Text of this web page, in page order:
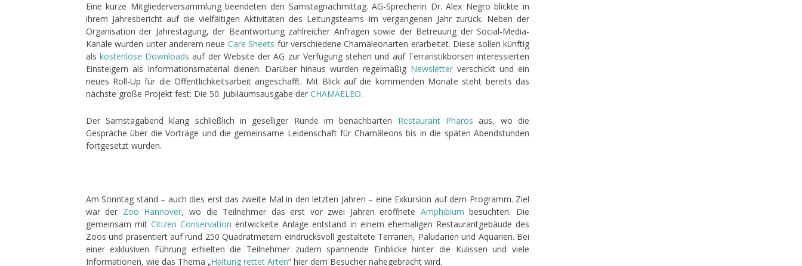
Eine kurze Mitgliederversammlung beendeten den Samstagnachmittag. AG-Sprecherin Dr. Alex Negro blickte in
ihrem Jahresbericht auf die vielfältigen Aktivitäten des Leitungsteams im vergangenen Jahr zurück. Neben der
Organisation der Jahrestagung, der Beantwortung zahlreicher Anfragen sowie der Betreuung der Social-Media-
Kanäle wurden unter anderem neue Care Sheets für verschiedene Chamäleonarten erarbeitet. Diese sollen künftig
als kostenlose Downloads auf der Website der AG zur Verfügung stehen und auf Terraristikbörsen interessierten
Einsteigern als Informationsmaterial dienen. Darüber hinaus wurden regelmäßig Newsletterverschickt und ein
neues Roll-Up für die Öffentlichkeitsarbeit angeschafft. Mit Blick auf die kommenden Monate steht bereits das
nächste große Projekt fest: Die 50. Jubiläumsausgabe der CHAMAELEO.
Der Samstagabend klang schließlich in geselliger Runde im benachbarten Restaurant Pharos aus, wo die
Gespräche über die Vorträge und die gemeinsame Leidenschaft für Chamäleons bis in die späten Abendstunden
fortgesetzt wurden.
Am Sonntag stand – auch dies erst das zweite Mal in den letzten Jahren – eine Exkursion auf dem Programm. Ziel
war der Zoo Hannover, wo die Teilnehmer das erst vor zwei Jahren eröffnete Amphibium besuchten. Die
gemeinsam mit Citizen Conservation entwickelte Anlage entstand in einem ehemaligen Restaurantgebäude des
Zoos und präsentiert auf rund 250 Quadratmetern eindrucksvoll gestaltete Terrarien, Paludarien und Aquarien. Bei
einer exklusiven Führung erhielten die Teilnehmer zudem spannende Einblicke hinter die Kulissen und viele
Informationen, wie das Thema „Haltung rettet Arten“ hier dem Besucher nahegebracht wird.